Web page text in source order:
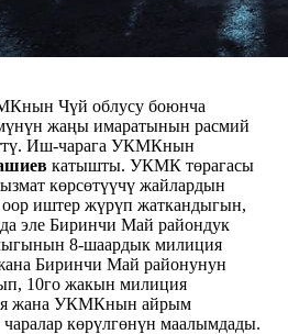
Чүй облусу боюнча
жаңы имаратынын расмий
Иш-чарага УКМКнын
катышты. УКМК төрагасы
көрсөтүүчү жайлардын
иштер жүрүп жаткандыгын,
эле Биринчи Май райондук
8-шаардык милиция
Биринчи Май районунун
10го жакын милиция
жана УКМКнын айрым
чаралар көрүлгөнүн маалымдады.